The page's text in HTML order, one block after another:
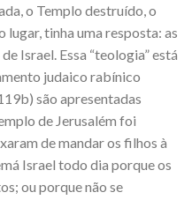
o Templo destruído, o
lugar, tinha uma resposta: as
Israel. Essa “teologia” está
judaico rabínico
são apresentadas
de Jerusalém foi
de mandar os filhos à
Israel todo dia porque os
ou porque não se